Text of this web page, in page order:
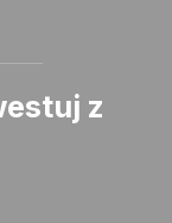
z